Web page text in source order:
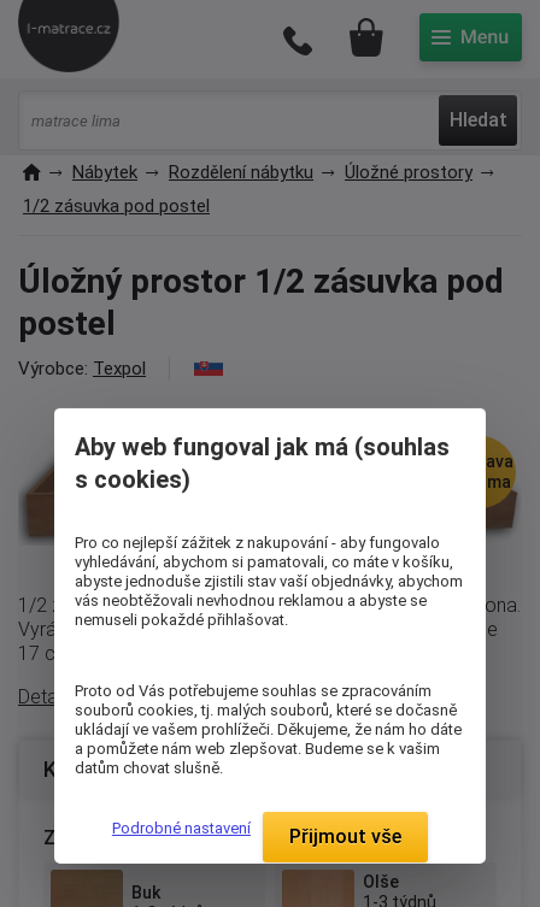
Hledat
Můj účet
Nábytek Rozdělení nábytku
Úložné prostory
1/2 zásuvka pod postel
Úložný prostor 1/2 zásuvka pod
postel
Výrobce: Texpol
doprava
zdarma
1/2 zásuvka pod postel Ina, Jana, Klára, Nela, Salma, Mona.
Vyrábí se v délkách 200, 210 a 220 cm, Výška zásuvky je
17 cm. Balení obsahuje 1 ...
Detailní popis
Konfigurace produktu
Zvolte provedení:
Buk
Olše
1-3 týdnů
Aby web fungoval jak má (souhlas
s cookies)
Pro co nejlepší zážitek z nakupování - aby fungovalo
vyhledávání, abychom si pamatovali, co máte v košíku,
abyste jednoduše zjistili stav vaší objednávky, abychom
vás neobtěžovali nevhodnou reklamou a abyste se
nemuseli pokaždé přihlašovat.
Proto od Vás potřebujeme souhlas se zpracováním
souborů cookies, tj. malých souborů, které se dočasně
ukládají ve vašem prohlížeči. Děkujeme, že nám ho dáte
a pomůžete nám web zlepšovat. Budeme se k vašim
datům chovat slušně.
Podrobné nastavení Přijmout vše